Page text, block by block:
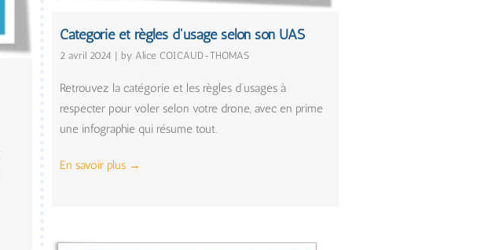
Catégorie et règles d'usage selon son UAS
2 avril 2024 | by Alice COICAUD-THOMAS
Retrouvez la catégorie et les règles d’usages à
respecter pour voler selon votre drone, avec en prime
une infographie qui résume tout.
En savoir plus →